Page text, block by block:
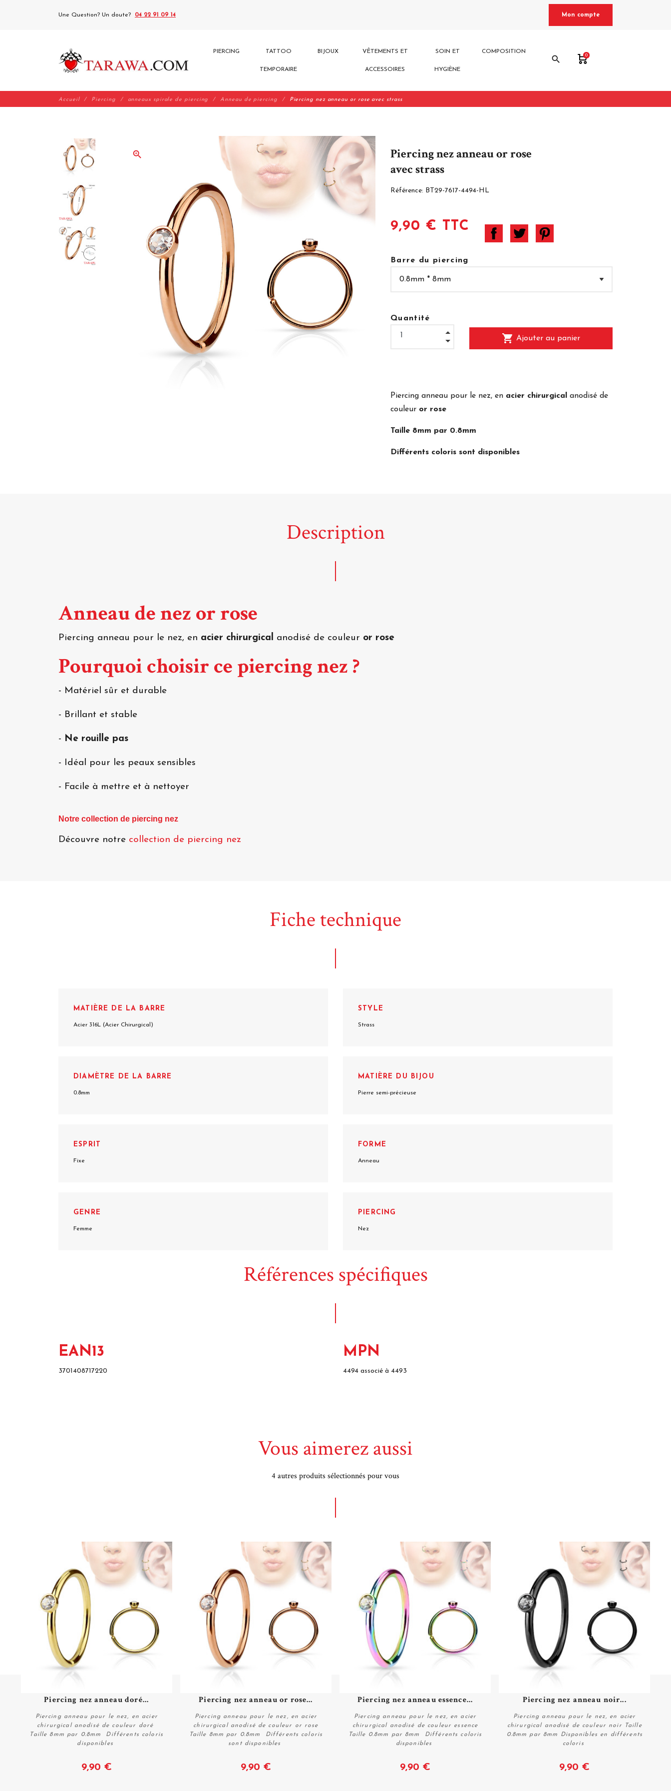
Une Question? Un doute? 04 22 91 09 14 Mon compte
PIERCING TATTOO
TEMPORAIRE
BIJOUX VÊTEMENTS ET
ACCESSOIRES
SOIN ET
HYGIÈNE
COMPOSITION
search 0
Accueil Piercing anneaux spirale de piercing Anneau de piercing Piercing nez anneau or rose avec strass
zoom_in
Piercing nez anneau or rose
avec strass
Référence: BT29-7617-4494-HL
9,90 € TTC
Barre du piercing
Quantité
shopping_cart Ajouter au panier
Piercing anneau pour le nez, en acier chirurgical
anodisé de
couleur or rose
Taille 8mm par 0.8mm
Différents coloris sont disponibles
Description
Anneau de nez or rose
Piercing anneau pour le nez, en acier chirurgical anodisé de couleur or rose
Pourquoi choisir ce piercing nez ?
- Matériel sûr et durable
- Brillant et stable
- Ne rouille pas
- Idéal pour les peaux sensibles
- Facile à mettre et à nettoyer
Notre collection de piercing nez
Découvre notre collection de piercing nez
Fiche technique
MATIÈRE DE LA BARRE
Acier 316L (Acier Chirurgical)
STYLE
Strass
DIAMÈTRE DE LA BARRE
0.8mm
MATIÈRE DU BIJOU
Pierre semi-précieuse
ESPRIT
Fixe
FORME
Anneau
GENRE
Femme
PIERCING
Nez
Références spécifiques
EAN13
3701408717220
MPN
4494 associé à 4493
Vous aimerez aussi
4 autres produits sélectionnés pour vous
Voir
Piercing nez anneau doré...
Piercing anneau pour le nez, en acier
chirurgical anodisé de couleur doré
Taille 8mm par 0.8mm Différents coloris
disponibles
9,90 € Voir
Piercing nez anneau or rose...
Piercing anneau pour le nez, en acier
chirurgical anodisé de couleur or rose
Taille 8mm par 0.8mm Différents coloris
sont disponibles
9,90 € Voir
Piercing nez anneau essence...
Piercing anneau pour le nez, en acier
chirurgical anodisé de couleur essence
Taille 0.8mm par 8mm Différents coloris
disponibles
9,90 € Voir
Piercing nez anneau noir...
Piercing anneau pour le nez, en acier
chirurgical anodisé de couleur noir Taille
0.8mm par 8mm Disponibles en différents
coloris
9,90 €